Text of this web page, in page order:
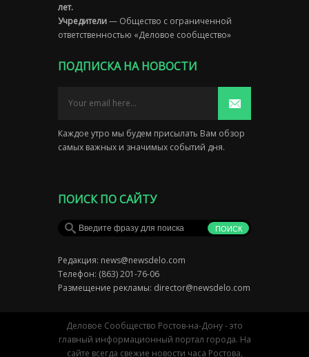
лет.
Учредители— Общество с ограниченной
ответственностью «Деловое сообщество»
ПОДПИСКА НА НОВОСТИ
Каждое утро мы будем присылать Вам обзор
самых важных и значимых событий дня.
ПОИСК ПО САЙТУ
Редакция: news@newsdelo.com
Телефон: (863) 201-76-06
Размещение рекламы: director@newsdelo.com
Деловое Сообщество Ростов-на-Дону - это
главный информационный портал города. На
сайте всегда свежие новости часа Ростова,